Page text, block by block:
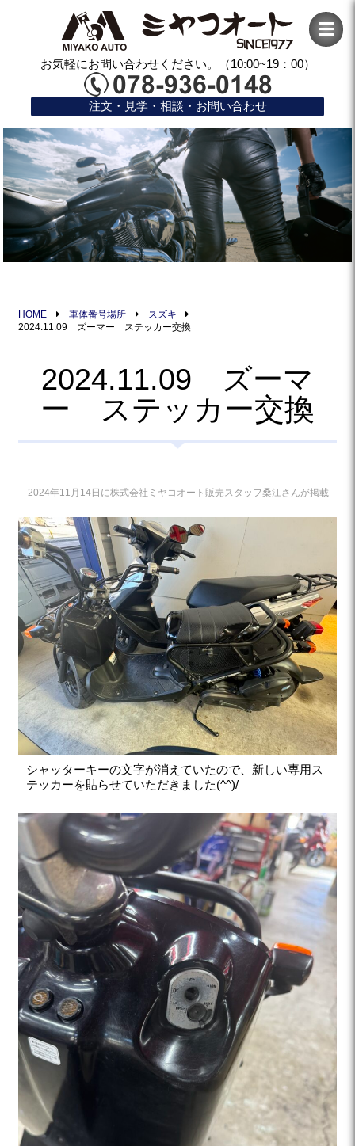
お気軽にお問い合わせください。（10:00~19：00）
注文・見学・相談・お問い合わせ
HOME 車体番号場所
スズキ
2024.11.09 ズーマー ステッカー交換
2024.11.09 ズーマ
ー ステッカー交換
2024年11月14日に株式会社ミヤコオート販売スタッフ桑江さんが掲載
シャッターキーの文字が消えていたので、新しい専用ス
テッカーを貼らせていただきました(^^)/